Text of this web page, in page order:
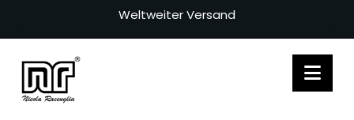
Weltweiter Versand